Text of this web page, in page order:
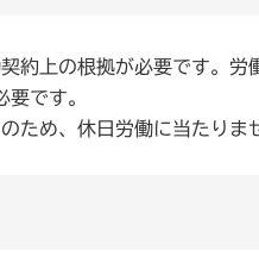
約上の根拠が必要です。労
です。
め、休日労働に当たりま